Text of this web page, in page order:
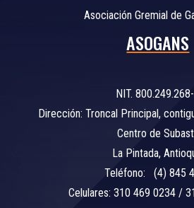
Asociación Gremial de
ASOGANS
NIT.
Dirección: Troncal Principal,
Centro de
La Pintada,
Teléfono: (4) 845
Celulares: 310 469 0234 /